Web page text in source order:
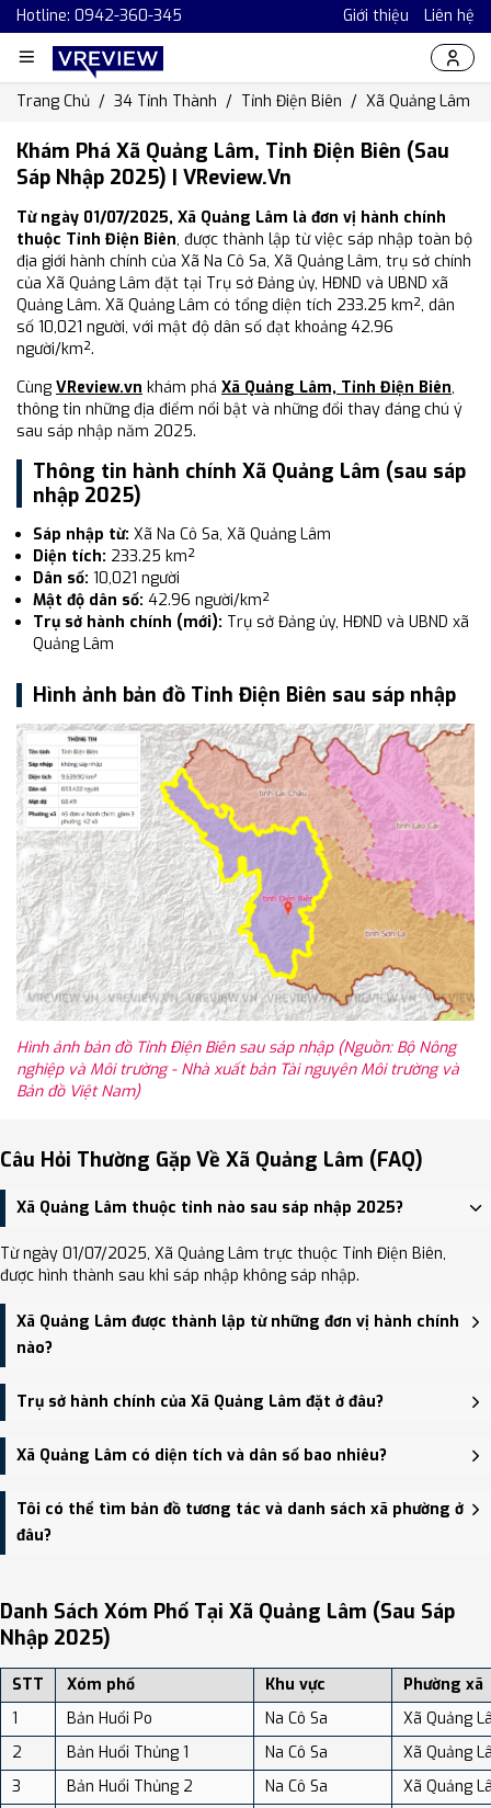
Hotline: 0942-360-345 Giới thiệu Liên hệ
Trang Chủ 34 Tỉnh Thành Tỉnh Điện Biên Xã Quảng Lâm
Khám Phá Xã Quảng Lâm, Tỉnh Điện Biên (Sau
Sáp Nhập 2025) | VReview.vn
Từ ngày 01/07/2025, Xã Quảng Lâm là đơn vị hành chính
thuộc Tỉnh Điện Biên, được thành lập từ việc sáp nhập toàn bộ
địa giới hành chính của Xã Na Cô Sa, Xã Quảng Lâm, trụ sở chính
của Xã Quảng Lâm đặt tại Trụ sở Đảng ủy, HĐND và UBND xã
Quảng Lâm. Xã Quảng Lâm có tổng diện tích 233.25 km², dân
số 10,021 người, với mật độ dân số đạt khoảng 42.96
người/km².
Cùng VReview.vn khám phá Xã Quảng Lâm, Tỉnh Điện Biên,
thông tin những địa điểm nổi bật và những đổi thay đáng chú ý
sau sáp nhập năm 2025.
Thông tin hành chính Xã Quảng Lâm (sau sáp
nhập 2025)
Sáp nhập từ: Xã Na Cô Sa, Xã Quảng Lâm
Diện tích: 233.25 km²
Dân số: 10,021 người
Mật độ dân số: 42.96 người/km²
Trụ sở hành chính (mới): Trụ sở Đảng ủy, HĐND và UBND xã
Quảng Lâm
Hình ảnh bản đồ Tỉnh Điện Biên sau sáp nhập
Hình ảnh bản đồ Tỉnh Điện Biên sau sáp nhập (Nguồn: Bộ Nông
nghiệp và Môi trường - Nhà xuất bản Tài nguyên Môi trường và
Bản đồ Việt Nam)
Câu Hỏi Thường Gặp Về Xã Quảng Lâm (FAQ)
Xã Quảng Lâm thuộc tỉnh nào sau sáp nhập 2025?
Từ ngày 01/07/2025, Xã Quảng Lâm trực thuộc Tỉnh Điện Biên,
được hình thành sau khi sáp nhập không sáp nhập.
Xã Quảng Lâm được thành lập từ những đơn vị hành chính
nào?
Xã Quảng Lâm được thành lập trên cơ sở sáp nhập Xã Na Cô Sa,
Xã Quảng Lâm.
Trụ sở hành chính của Xã Quảng Lâm đặt ở đâu?
Trụ sở hành chính mới của Xã Quảng Lâm đặt tại Trụ sở Đảng ủy,
HĐND và UBND xã Quảng Lâm - trung tâm khu vực thuận tiện giao
thông.
Xã Quảng Lâm có diện tích và dân số bao nhiêu?
Xã Quảng Lâm có Diện tích: 233.25 km², Dân số: 10,021 người, Mật
độ dân số: Khoảng 42.96 người/km²
Tôi có thể tìm bản đồ tương tác và danh sách xã phường ở
đâu?
địa điểm tại: VReview.vn - Nền tảng review địa điểm, dịch vụ và du
lịch uy tín tại Việt Nam.
Danh Sách Xóm Phố Tại Xã Quảng Lâm (sau Sáp
Nhập 2025)
STT Xóm phố Khu vực
Phường xã
1
Bản Huổi Po Na Cô Sa
Xã Quảng
2
Bản Huổi Thủng 1 Na Cô Sa
Xã Quảng
3
Bản Huổi Thủng 2 Na Cô Sa
Xã Quảng